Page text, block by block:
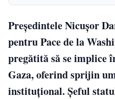
Președintele Nicușor
pentru Pace de la
pregătită să se implice
Gaza, oferind sprijin
instituțional. Șeful